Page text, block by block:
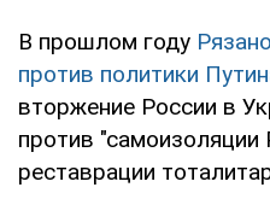
В прошлом году
против политики
вторжение России в
против "самоизоляции
реставрации